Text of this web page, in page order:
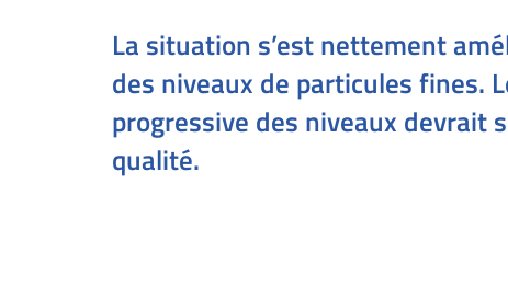
La situation s’est nettement
des niveaux de particules fines.
progressive des niveaux devrait
qualité.